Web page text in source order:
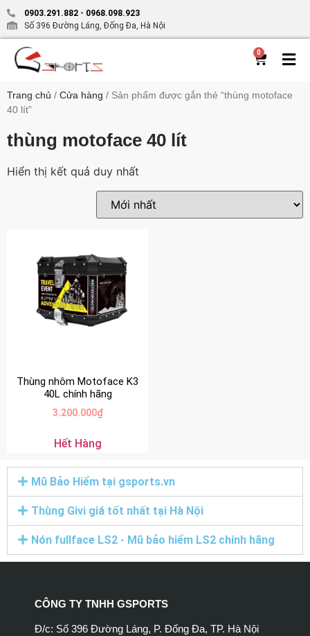
0903.291.882 - 0968.098.923
Số 396 Đường Láng, Đống Đa, Hà Nội
0
Trang chủ / Cửa hàng / Sản phẩm được gắn thẻ “thùng motoface
40 lít”
thùng motoface 40 lít
Hiển thị kết quả duy nhất
Thùng nhôm Motoface K3
40L chính hãng
3.200.000₫
Hết Hàng
Mũ Bảo Hiểm tại gsports.vn
Thùng Givi giá tốt nhất tại Hà Nội
Nón fullface LS2 - Mũ bảo hiểm LS2 chính hãng
CÔNG TY TNHH GSPORTS
Đ/c: Số 396 Đường Láng, P. Đống Đa, TP. Hà Nội